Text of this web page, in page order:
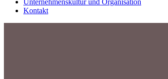
Unternehmenskultur und Organisation
Kontakt